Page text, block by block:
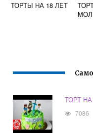
ТОРТЫ НА 18 ЛЕТ
ТОРТ
7086